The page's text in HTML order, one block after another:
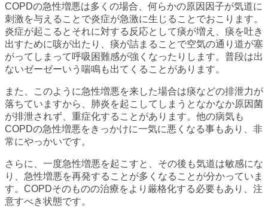
COPDの急性増悪は多くの場合、何らかの原因因子が気道に
刺激を与えることで炎症が急激に生じることでおこります。
炎症が起こるとそれに対する反応として痰が増え、痰を吐き
出すために咳が出たり、痰が詰まることで空気の通り道が塞
がってしまって呼吸困難感が強くなったりします。普段は出
ないゼーゼーいう喘鳴も出てくることがあります。
また、このように急性増悪を来した場合は痰などの排泄力が
落ちていますから、肺炎を起こしてしまうとなかなか原因菌
が排泄されず、重症化することがあります。他の病気も
COPDの急性増悪をきっかけに一気に悪くなる事もあり、非
常にやっかいです。
さらに、一度急性増悪を起こすと、その後も気道は敏感にな
り、急性増悪を再発することが多くなることが分かっていま
す。COPDそのものの治療をより厳格化する必要もあり、注
意すべき状態です。